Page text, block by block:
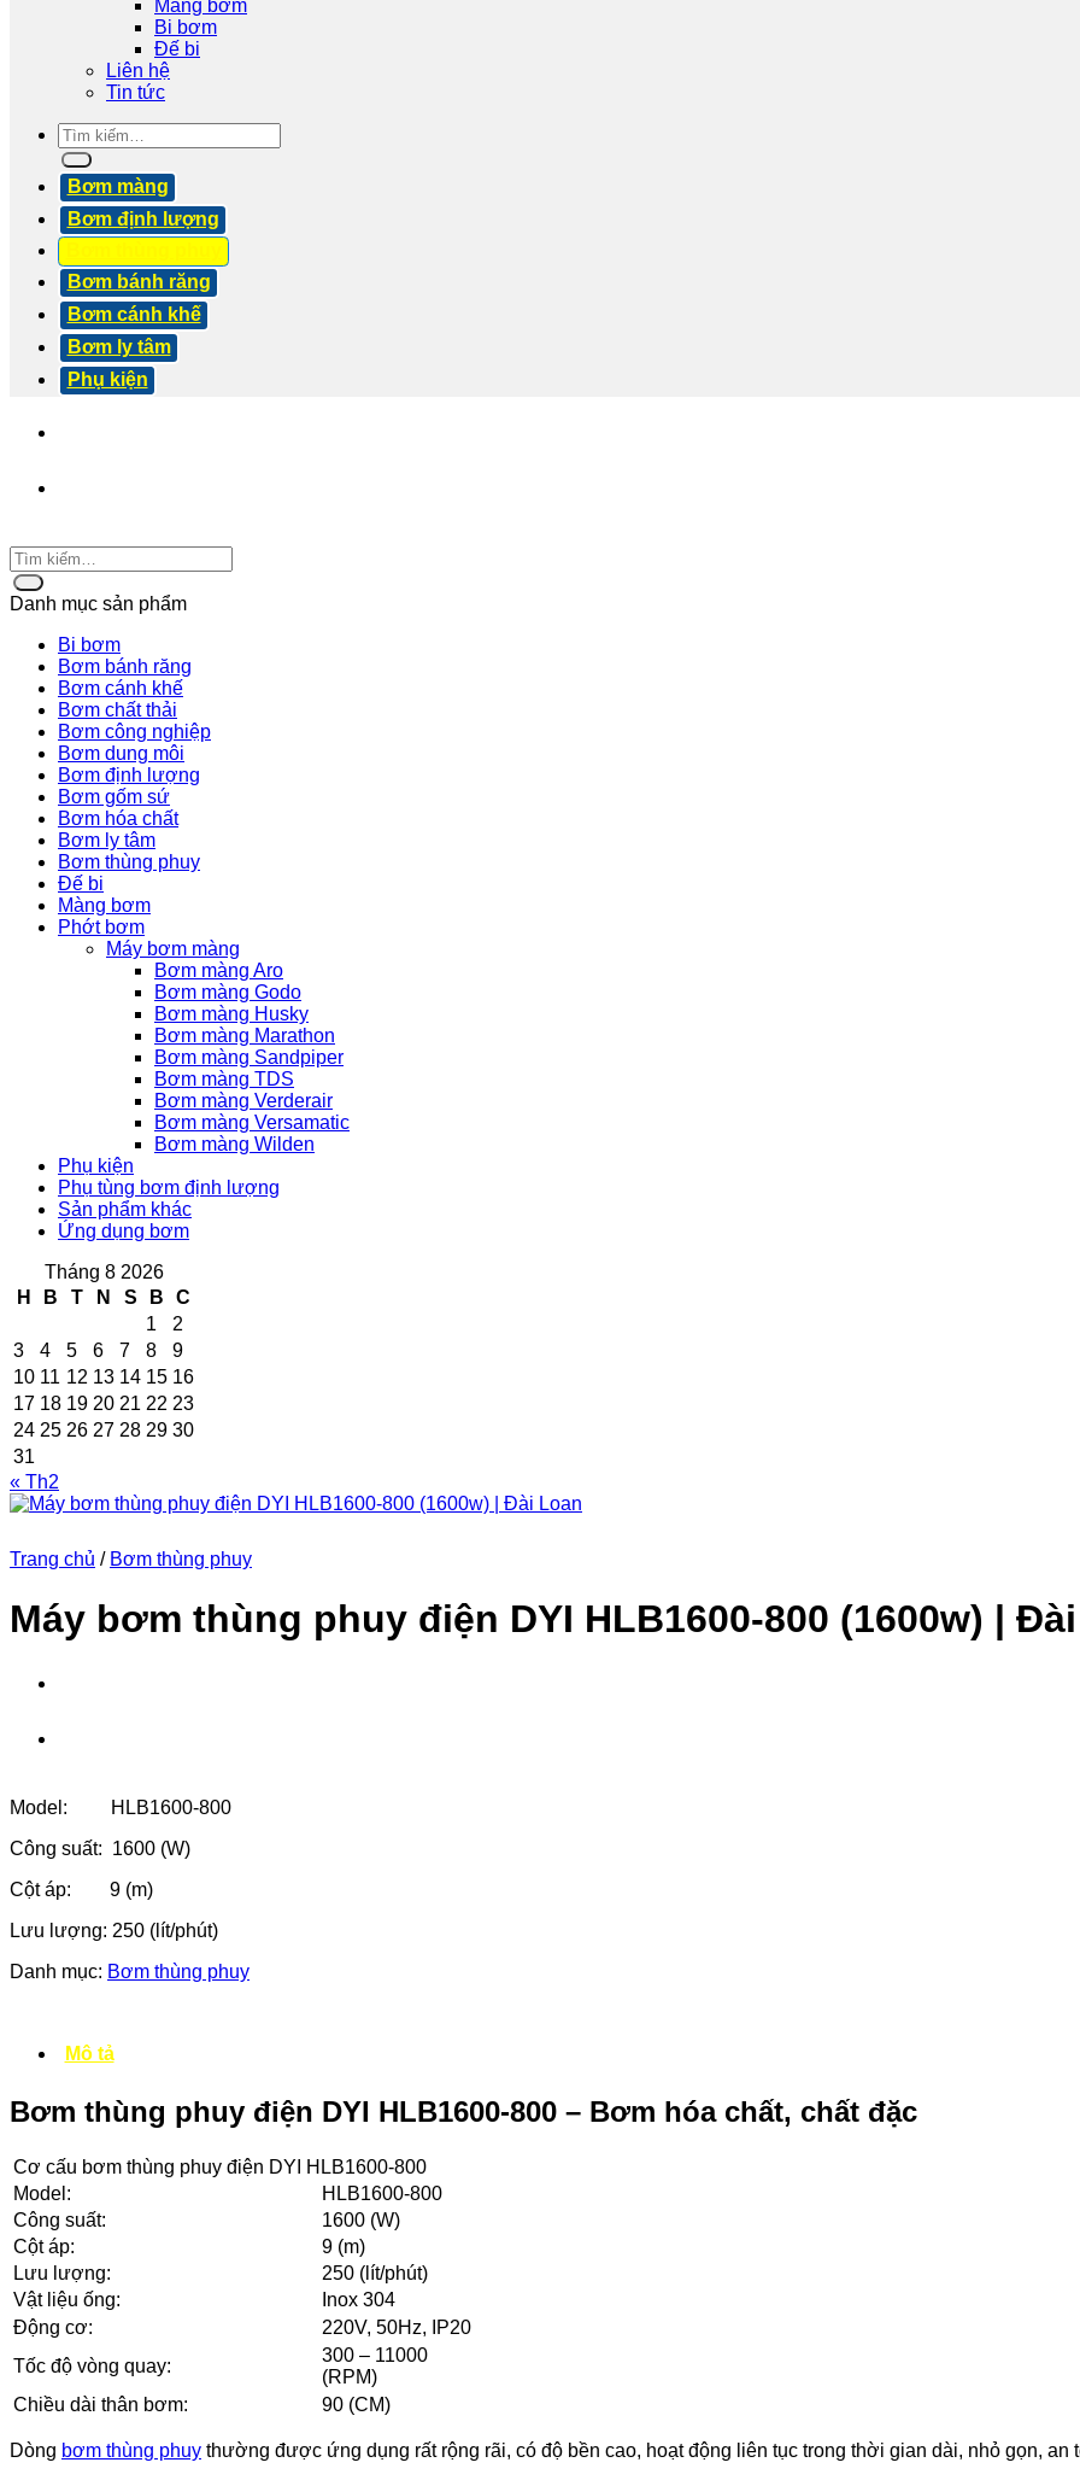
Màng bơm
Bi bơm
Đế bi
Liên hệ
Tin tức
Tìm
kiếm:
Bơm màng
Bơm định lượng
Bơm bánh răng
Bơm cánh khế
Bơm ly tâm
Phụ kiện
Danh mục sản phẩm
Bi bơm
Bơm bánh răng
Bơm cánh khế
Bơm chất thải
Bơm công nghiệp
Bơm dung môi
Bơm định lượng
Bơm gốm sứ
Bơm hóa chất
Bơm ly tâm
Bơm thùng phuy
Đế bi
Màng bơm
Phớt bơm
Máy bơm màng
Bơm màng Aro
Bơm màng Godo
Bơm màng Husky
Bơm màng Marathon
Bơm màng Sandpiper
Bơm màng TDS
Bơm màng Verderair
Bơm màng Versamatic
Bơm màng Wilden
Phụ kiện
Phụ tùng bơm định lượng
Sản phẩm khác
Ứng dụng bơm
Tháng 8 2026
H
B T N S B
C
1
2
3
4 5 6 7 8
9
10 11 12 13 14 15 16
17 18 19 20 21 22 23
24 25 26 27 28 29 30
31
« Th2
Trang chủ / Bơm thùng phuy
Máy bơm thùng phuy điện DYI HLB1600-800 (1600w) |
Model: HLB1600-800
Công suất: 1600 (W)
Cột áp: 9 (m)
Lưu lượng: 250 (lít/phút)
Danh mục: Bơm thùng phuy
Mô tả
Bơm thùng phuy điện DYI HLB1600-800 – Bơm hóa chất, chất đặc
Cơ cấu bơm thùng phuy điện DYI HLB1600-800
Model:
HLB1600-800
Công suất:
1600 (W)
Cột áp:
9 (m)
Lưu lượng:
250 (lít/phút)
Vật liệu ống:
Inox 304
Động cơ:
220V, 50Hz, IP20
Tốc độ vòng quay:
300 – 11000
(RPM)
Chiều dài thân bơm:
90 (CM)
Dòng bơm thùng phuy thường được ứng dụng rất rộng rãi, có độ bền cao, hoạt động liên tục trong thời gian dài, nhỏ gọn, an